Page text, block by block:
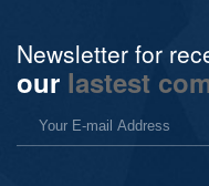
Newsletter for
our lastest